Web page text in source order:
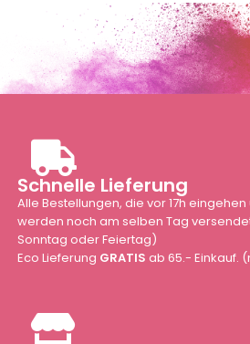
Schnelle Lieferung
Alle Bestellungen, die vor 17h
werden noch am selben Tag
Sonntag oder Feiertag)
Eco Lieferung GRATIS ab 65.- Einkauf.